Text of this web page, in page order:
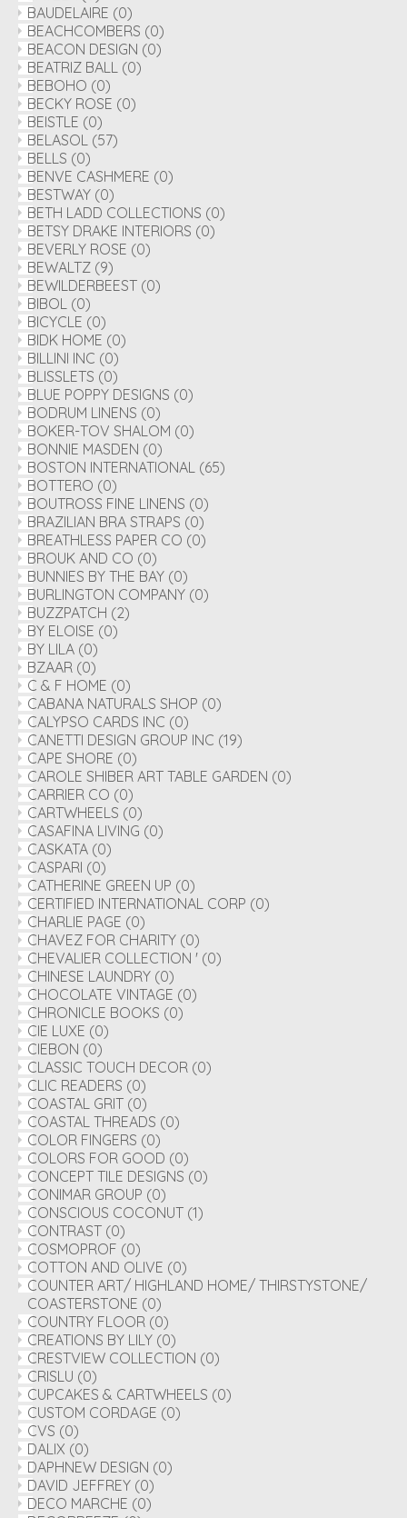
BAUDELAIRE (0)
BEACHCOMBERS (0)
BEACON DESIGN (0)
BEATRIZ BALL (0)
BEBOHO (0)
BECKY ROSE (0)
BEISTLE (0)
BELASOL (57)
BELLS (0)
BENVE CASHMERE (0)
BESTWAY (0)
BETH LADD COLLECTIONS (0)
BETSY DRAKE INTERIORS (0)
BEVERLY ROSE (0)
BEWALTZ (9)
BEWILDERBEEST (0)
BIBOL (0)
BICYCLE (0)
BIDK HOME (0)
BILLINI INC (0)
BLISSLETS (0)
BLUE POPPY DESIGNS (0)
BODRUM LINENS (0)
BOKER-TOV SHALOM (0)
BONNIE MASDEN (0)
BOSTON INTERNATIONAL (65)
BOTTERO (0)
BOUTROSS FINE LINENS (0)
BRAZILIAN BRA STRAPS (0)
BREATHLESS PAPER CO (0)
BROUK AND CO (0)
BUNNIES BY THE BAY (0)
BURLINGTON COMPANY (0)
BUZZPATCH (2)
BY ELOISE (0)
BY LILA (0)
BZAAR (0)
C & F HOME (0)
CABANA NATURALS SHOP (0)
CALYPSO CARDS INC (0)
CANETTI DESIGN GROUP INC (19)
CAPE SHORE (0)
CAROLE SHIBER ART TABLE GARDEN (0)
CARRIER CO (0)
CARTWHEELS (0)
CASAFINA LIVING (0)
CASKATA (0)
CASPARI (0)
CATHERINE GREEN UP (0)
CERTIFIED INTERNATIONAL CORP (0)
CHARLIE PAGE (0)
CHAVEZ FOR CHARITY (0)
CHEVALIER COLLECTION ' (0)
CHINESE LAUNDRY (0)
CHOCOLATE VINTAGE (0)
CHRONICLE BOOKS (0)
CIE LUXE (0)
CIEBON (0)
CLASSIC TOUCH DECOR (0)
CLIC READERS (0)
COASTAL GRIT (0)
COASTAL THREADS (0)
COLOR FINGERS (0)
COLORS FOR GOOD (0)
CONCEPT TILE DESIGNS (0)
CONIMAR GROUP (0)
CONSCIOUS COCONUT (1)
CONTRAST (0)
COSMOPROF (0)
COTTON AND OLIVE (0)
COUNTER ART/ HIGHLAND HOME/ THIRSTYSTONE/
COASTERSTONE (0)
COUNTRY FLOOR (0)
CREATIONS BY LILY (0)
CRESTVIEW COLLECTION (0)
CRISLU (0)
CUPCAKES & CARTWHEELS (0)
CUSTOM CORDAGE (0)
CVS (0)
DALIX (0)
DAPHNEW DESIGN (0)
DAVID JEFFREY (0)
DECO MARCHE (0)